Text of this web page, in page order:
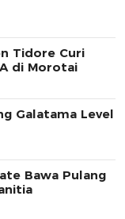
Tidore Curi
di Morotai
Galatama Level
Bawa Pulang